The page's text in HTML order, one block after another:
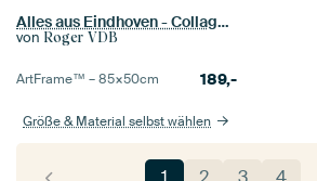
Alles aus Eindhoven - Collage aus typischen Bildern der Stadt und der Geschichte
von Roger VDB
ArtFrame™ –85×50cm 189,-
Größe & Material selbst wählen